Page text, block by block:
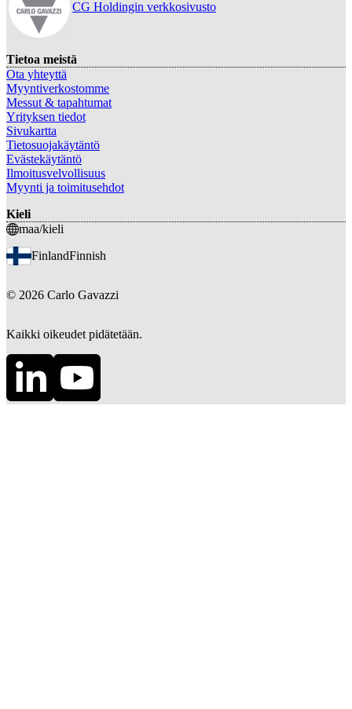
CG Holdingin verkkosivusto
Tietoa meistä
Ota yhteyttä
Myyntiverkostomme
Messut & tapahtumat
Yrityksen tiedot
Sivukartta
Tietosuojakäytäntö
Evästekäytäntö
Ilmoitusvelvollisuus
Myynti ja toimitusehdot
Kieli
maa/kieli
FinlandFinnish
© 2026 Carlo Gavazzi
Kaikki oikeudet pidätetään.